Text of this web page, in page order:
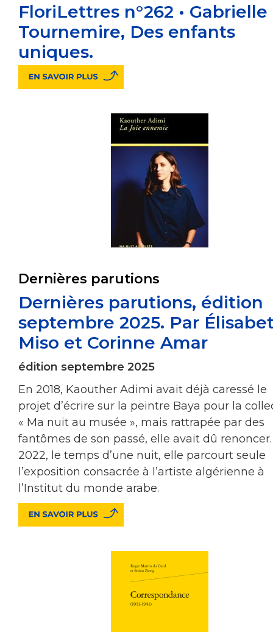
FloriLettres n°262 • Gabrielle
Tournemire, Des enfants
uniques.
Dernières parutions
Dernières parutions, édition
septembre 2025. Par
Miso et Corinne Amar
édition septembre 2025
En 2018, Kaouther Adimi avait déjà caressé le
projet d’écrire sur la peintre Baya pour la
« Ma nuit au musée », mais rattrapée par des
fantômes de son passé, elle avait dû
2022, le temps d’une nuit, elle parcourt seule
l’exposition consacrée à l’artiste algérienne à
l’Institut du monde arabe.